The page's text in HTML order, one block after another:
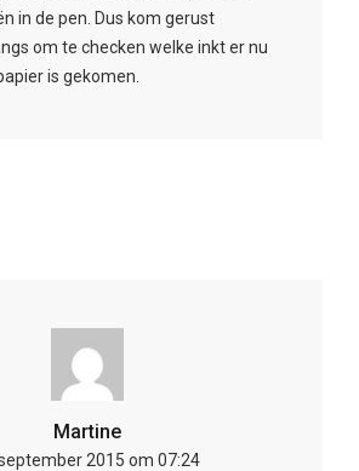
in de pen. Dus kom gerust
om te checken welke inkt er nu
is gekomen.
Martine
2015 om 07:24